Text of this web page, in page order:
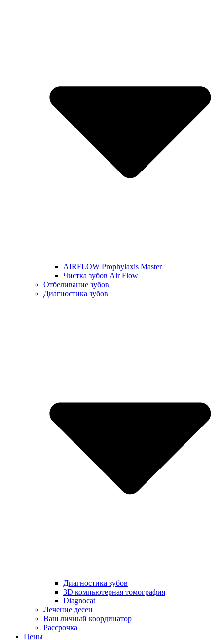
AIRFLOW Prophylaxis Master
Чистка зубов Air Flow
Отбеливание зубов
Диагностика зубов
Диагностика зубов
3D компьютерная томография
Diagnocat
Лечение десен
Ваш личный координатор
Рассрочка
Цены